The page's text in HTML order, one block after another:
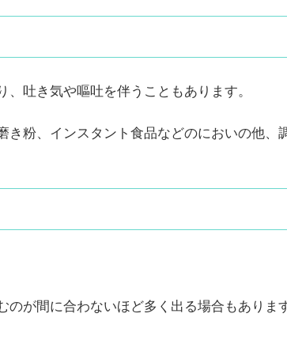
吐き気や嘔吐を伴うこともあります。
粉、インスタント食品などのにおいの他、
が間に合わないほど多く出る場合もあります